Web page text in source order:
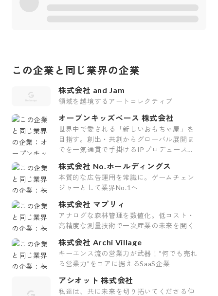
この企業と同じ業界の企業
株式会社 and Jam
領域を越境するアートコレクティブ
オープンキッズベース 株式会社
世界中で愛される「新しいおもちゃ屋」を
目指す。創出・共創からグローバル展開ま
でを一気通貫で手掛けるIPプロデュース企
株式会社 No.ホールディングス
本質的な広告運用を常識に。ゲームチェン
ジャーとして業界No.1へ
株式会社 マプリィ
アナログな森林管理を数値化。低コスト・
高精度な測量技術で一次産業の未来を開く
株式会社 Archi Village
キーエンス流の営業力が武器！“何でも売れ
る営業力”をコアに据えるSaaS企業
アシオット 株式会社
私達は、共に未来を切り拓いてくださる仲